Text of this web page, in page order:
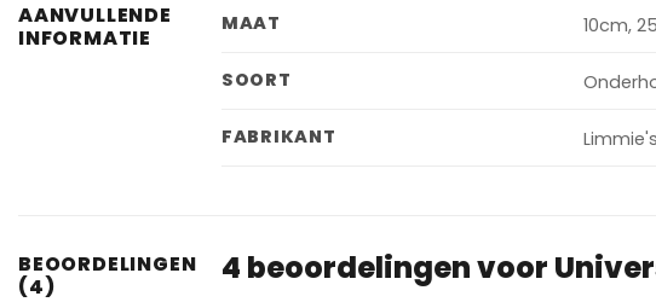
AANVULLENDE
INFORMATIE
MAAT 10cm,
SOORT
FABRIKANT
BEOORDELINGEN
(4)
4 beoordelingen voor